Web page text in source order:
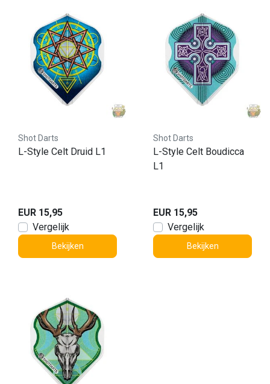
Shot Darts
L-Style Celt Druid L1
EUR 15,95
Vergelijk
Bekijken
Shot Darts
L-Style Celt Boudicca
L1
EUR 15,95
Vergelijk
Bekijken